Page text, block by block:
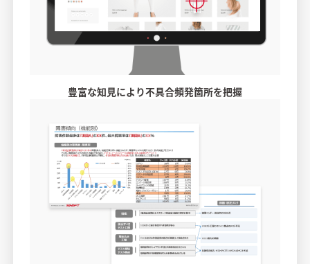
豊富な知見により不具合頻発箇所を把握